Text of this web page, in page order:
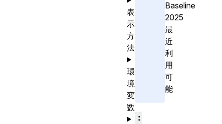
Baseline
2025
最
近
利
用
可
能
:
表
示
方
法
環
境
変
数